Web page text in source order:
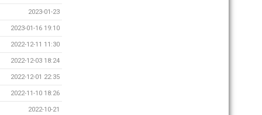
2023-01-23
2023-01-16 19:10
2022-12-11 11:30
2022-12-03 18:24
2022-12-01 22:35
2022-11-10 18:26
2022-10-21